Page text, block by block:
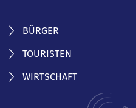
BÜRGER
TOURISTEN
WIRTSCHAFT